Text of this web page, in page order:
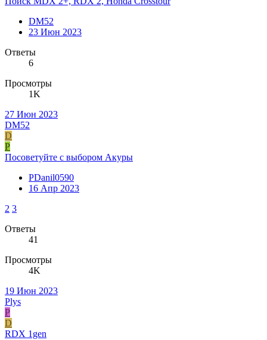
DM52
23 Июн 2023
Ответы
6
Просмотры
1K
27 Июн 2023
DM52
D
P
Посоветуйте с выбором Акуры
PDanil0590
16 Апр 2023
2 3
Ответы
41
Просмотры
4K
19 Июн 2023
Plys
P
D
RDX 1gen